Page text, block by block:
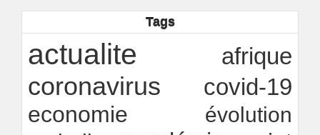
26/07/2026 -Ndakhté M. GAYE
Rapport Bceao 2025 : résilience, transition et
innovation
24/07/2026 Ndakhté M. GAYE
Tags
actualite afrique
coronavirus covid-19
economie
évolution